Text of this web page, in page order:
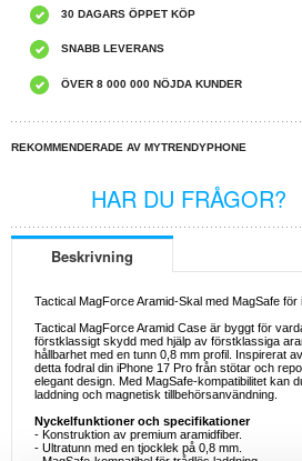
30 DAGARS ÖPPET KÖP
SNABB LEVERANS
ÖVER 8 000 000 NÖJDA KUNDER
REKOMMENDERADE AV MYTRENDYPHONE
HAR DU FRÅGOR?
Beskrivning
Tactical MagForce Aramid-Skal med MagSafe för
Tactical MagForce Aramid Case är byggt för
förstklassigt skydd med hjälp av förstklassiga
hållbarhet med en tunn 0,8 mm profil. Inspirerat
detta fodral din iPhone 17 Pro från stötar och
elegant design. Med MagSafe-kompatibilitet kan
laddning och magnetisk tillbehörsanvändning.
Nyckelfunktioner och specifikationer
- Konstruktion av premium aramidfiber.
- Ultratunn med en tjocklek på 0,8 mm.